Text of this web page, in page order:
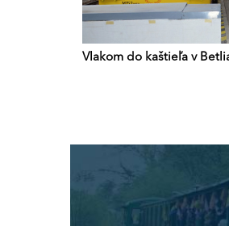
Vlakom do kaštieľa v